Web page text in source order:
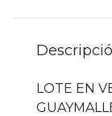
LOTE EN